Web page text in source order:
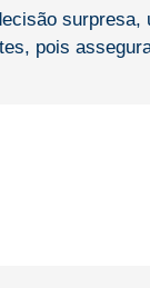
surpresa,
pois